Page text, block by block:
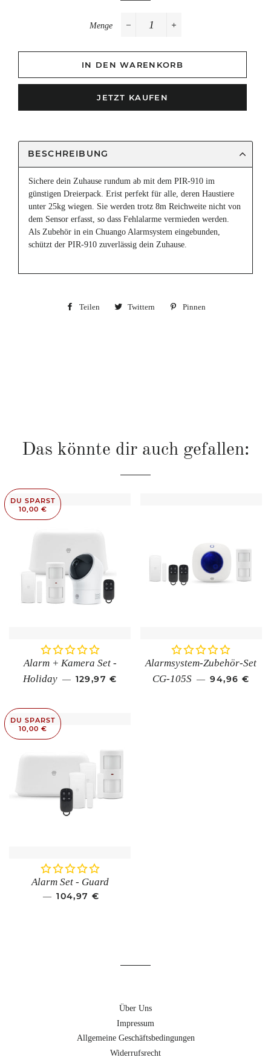
Menge
IN DEN WARENKORB
JETZT KAUFEN
BESCHREIBUNG
Sichere dein Zuhause rundum ab mit dem PIR-910 im
günstigen Dreierpack. Erist perfekt für alle, deren Haustiere
unter 25kg wiegen. Sie werden trotz 8m Reichweite nicht von
dem Sensor erfasst, so dass Fehlalarme vermieden werden.
Als Zubehör in ein Chuango Alarmsystem eingebunden,
schützt der PIR-910 zuverlässig dein Zuhause.
Teilen
Auf
Twittern
Auf
Pinnen
Das könnte dir auch gefallen:
DU SPARST
10,00 €
Alarm + Kamera Set -
Holiday — SONDERPREIS
129,97 €
Alarmsystem-Zubehör-Set
CG-105S — NORMALER
94,96 €
DU SPARST
10,00 €
Alarm Set - Guard
— SONDERPREIS
104,97 €
Über Uns
Impressum
Allgemeine Geschäftsbedingungen
Widerrufsrecht